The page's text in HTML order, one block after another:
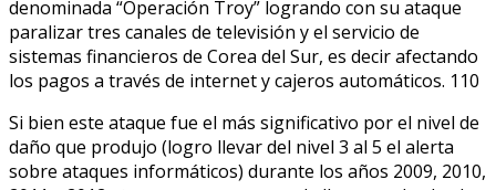
denominada “Operación Troy” logrando con su ataque
paralizar tres canales de televisión y el servicio de
sistemas financieros de Corea del Sur, es decir afectando
los pagos a través de internet y cajeros automáticos. 110
Si bien este ataque fue el más significativo por el nivel de
daño que produjo (logro llevar del nivel 3 al 5 el alerta
sobre ataques informáticos) durante los años 2009, 2010,